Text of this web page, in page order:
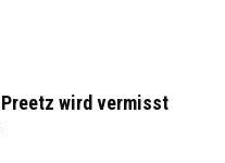
wird vermisst